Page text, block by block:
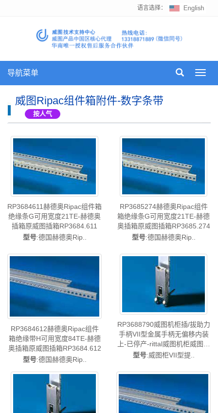
语言选择：
导航菜单
威图Ripac组件箱附件-数字条带
按人气
RP3684611赫德奥Ripac组件箱
绝缘条G可用宽度21TE-赫德奥
插箱原威图插箱RP3684.611
型号:德国赫德奥Rip..
RP3685274赫德奥Ripac组件
箱绝缘条G可用宽度21TE-赫德
奥插箱原威图插箱RP3685.274
型号:德国赫德奥Rip..
RP3684612赫德奥Ripac组件
箱绝缘带H可用宽度84TE-赫德
奥插箱原威图插箱RP3684.612
型号:德国赫德奥Rip..
RP3688790威图机柜插/拔助力
手柄VII型金属手柄无偏移内装
上-已停产-rittal威图机柜威图空
调维修威图电柜威图风扇威图
RP3688.790
型号:威图柜VII型提..